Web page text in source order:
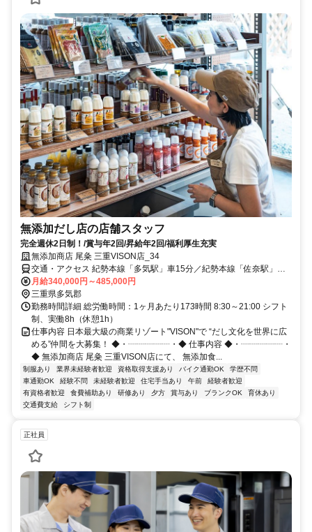
無添加だし店の店舗スタッフ
完全週休2日制！/賞与年2回/昇給年2回/福利厚生充実
無添加商店 尾粂 三重VISON店_34
交通・アクセス 紀勢本線「多気駅」車15分／紀勢本線「佐奈駅」車
20分／紀勢本線「相可駅」車20分
月給340,000円～485,000円
三重県多気郡
勤務時間詳細 総労働時間：1ヶ月あたり173時間 8:30～21:00 シフト
制、実働8h（休憩1h）
仕事内容 日本最大級の商業リゾート"VISON"で “だし文化を世界に広
める”仲間を大募集！ ◆・┈┈┈┈┈・◆ 仕事内容 ◆・┈┈┈┈┈・
◆ 無添加商店 尾粂 三重VISON店にて、 無添加食...
制服あり 業界未経験者歓迎 資格取得支援あり バイク通勤OK
学歴不問
車通勤OK
経験不問 未経験者歓迎 住宅手当あり 午前
経験者歓迎
有資格者歓迎
食費補助あり 研修あり 夕方 賞与あり ブランクOK
育休あり
交通費支給
シフト制
正社員